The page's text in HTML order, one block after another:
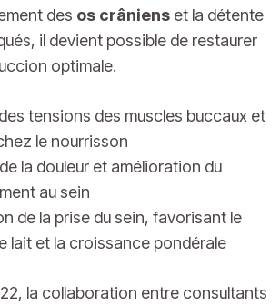
des os crâniens et la détente
il devient possible de restaurer
optimale.
tensions des muscles buccaux et
le nourrisson
la douleur et amélioration du
au sein
de la prise du sein, favorisant le
lait et la croissance pondérale
la collaboration entre consultants